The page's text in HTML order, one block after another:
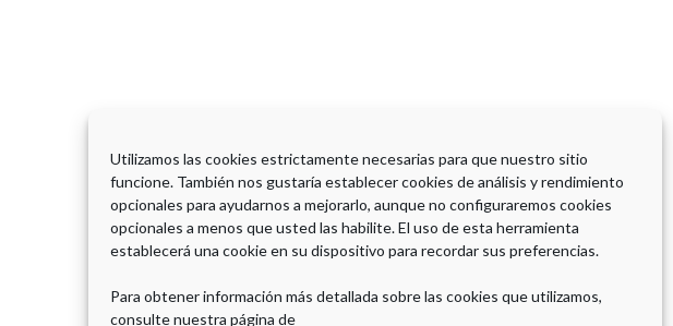
Utilizamos las cookies estrictamente necesarias para que nuestro sitio
funcione. También nos gustaría establecer cookies de análisis y rendimiento
opcionales para ayudarnos a mejorarlo, aunque no configuraremos cookies
opcionales a menos que usted las habilite. El uso de esta herramienta
establecerá una cookie en su dispositivo para recordar sus preferencias.
Para obtener información más detallada sobre las cookies que utilizamos,
consulte nuestra página de